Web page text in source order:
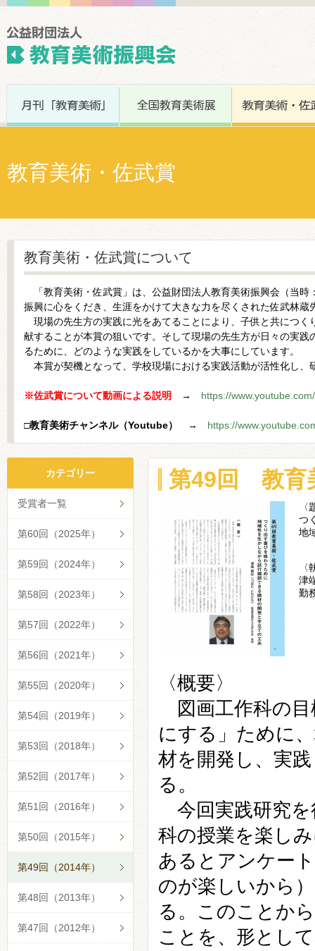
教育美術・佐武賞
教育美術・佐武賞について
「教育美術・佐武賞」は、公益財団法人教育美術振興会（当
振興に心をくだき、生涯をかけて大きな力を尽くされた佐武林
現場の先生方の実践に光をあてることにより、子供と共につ
献することが本賞の狙いです。そして現場の先生方が日々の実
るために、どのような実践をしているかを大事にしています。
本賞が契機となって、学校現場における実践活動が活性化し、
※佐武賞について動画による説明 → https://
□教育美術チャンネル（Youtube） → https://
第49回 教育
〈
つ
地
〈
津
勤
〈概要〉
図画工作科の目
にする」ために
材を開発し、実
る。
今回実践研究を
科の授業を楽し
あるとアンケー
のが楽しいから
る。このことか
ことを、形とし
カテゴリー
受賞者一覧
第60回（2025年）
第59回（2024年）
第58回（2023年）
第57回（2022年）
第56回（2021年）
第55回（2020年）
第54回（2019年）
第53回（2018年）
第52回（2017年）
第51回（2016年）
第50回（2015年）
第49回（2014年）
第48回（2013年）
第47回（2012年）